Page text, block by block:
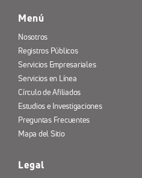
Menú
Nosotros
Registros Públicos
Servicios Empresariales
Servicios en Línea
Círculo de Afiliados
Estudios e Investigaciones
Preguntas Frecuentes
Mapa del Sitio
Legal